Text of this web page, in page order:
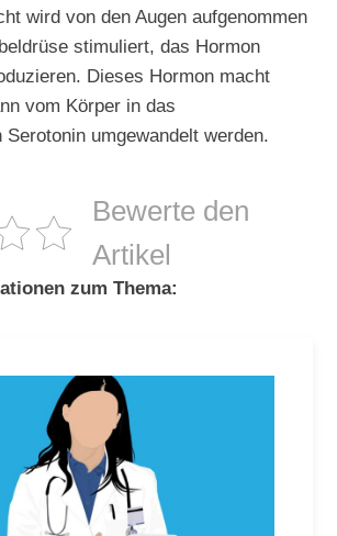
wird von den Augen aufgenommen
stimuliert, das Hormon
Dieses Hormon macht
vom Körper in das
Serotonin umgewandelt werden.
Bewerte den
Artikel
zum Thema: